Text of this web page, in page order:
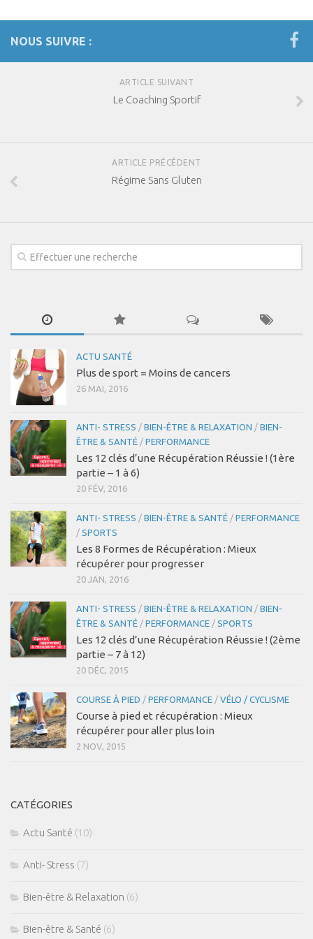
Nutrition Innov’ / Men
Monodiète Détox
Régime Végétarien
Coaching Entreprise & Entreprenariat
Coaching Ergonomique
Coaching Mental
Coaching Sportif
Coaching Santé
Bien-être & Santé
Actu Santé
Bien-être & Relaxation
Vidéos
Se connecter
NOUS SUIVRE :
ARTICLE SUIVANT
Le Coaching Sportif
ARTICLE PRÉCÉDENT
Régime Sans Gluten
ACTU SANTÉ
Plus de sport = Moins de cancers
26 MAI, 2016
ANTI- STRESS / BIEN-ÊTRE & RELAXATION / BIEN-
ÊTRE & SANTÉ / PERFORMANCE
Les 12 clés d’une Récupération Réussie ! (1ère
partie – 1 à 6)
20 FÉV, 2016
ANTI- STRESS / BIEN-ÊTRE & SANTÉ / PERFORMANCE
/ SPORTS
Les 8 Formes de Récupération : Mieux
récupérer pour progresser
20 JAN, 2016
ANTI- STRESS / BIEN-ÊTRE & RELAXATION / BIEN-
ÊTRE & SANTÉ / PERFORMANCE / SPORTS
Les 12 clés d’une Récupération Réussie ! (2ème
partie – 7 à 12)
20 DÉC, 2015
COURSE À PIED / PERFORMANCE / VÉLO / CYCLISME
Course à pied et récupération : Mieux
récupérer pour aller plus loin
2 NOV, 2015
CATÉGORIES
Actu Santé (10)
Anti- Stress (7)
Bien-être & Relaxation (6)
Bien-être & Santé (6)